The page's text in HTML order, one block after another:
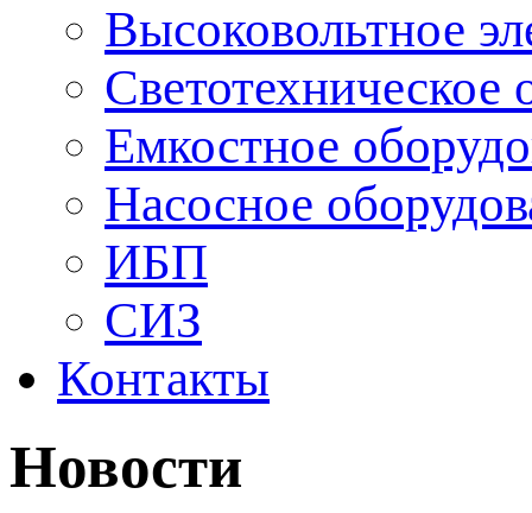
Высоковольтное
Светотехническое
Емкостное
Насосное
ИБП
СИЗ
Контакты
Новости